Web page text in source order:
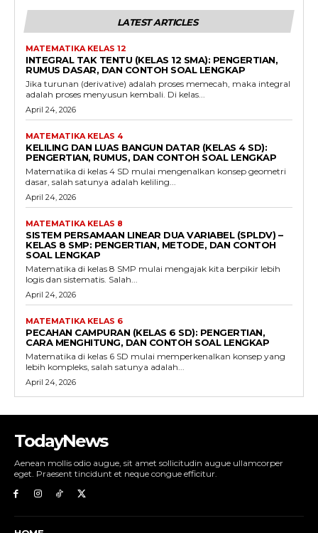
LATEST ARTICLES
MATEMATIKA KELAS 12
INTEGRAL TAK TENTU (KELAS 12 SMA): PENGERTIAN,
RUMUS DASAR, DAN CONTOH SOAL LENGKAP
Jika turunan (derivative) adalah proses memecah, maka integral
adalah proses menyusun kembali. Di kelas...
April 24, 2026
MATEMATIKA KELAS 4
KELILING DAN LUAS BANGUN DATAR (KELAS 4 SD):
PENGERTIAN, RUMUS, DAN CONTOH SOAL LENGKAP
Matematika di kelas 4 SD mulai mengenalkan konsep geometri
dasar, salah satunya adalah keliling...
April 24, 2026
MATEMATIKA KELAS 8
SISTEM PERSAMAAN LINEAR DUA VARIABEL (SPLDV) –
KELAS 8 SMP: PENGERTIAN, METODE, DAN CONTOH
SOAL LENGKAP
Matematika di kelas 8 SMP mulai mengajak kita berpikir lebih
logis dan sistematis. Salah...
April 24, 2026
MATEMATIKA KELAS 6
PECAHAN CAMPURAN (KELAS 6 SD): PENGERTIAN,
CARA MENGHITUNG, DAN CONTOH SOAL LENGKAP
Matematika di kelas 6 SD mulai memperkenalkan konsep yang
lebih kompleks, salah satunya adalah...
April 24, 2026
TodayNews
Aenean mollis odio augue, sit amet sollicitudin augue ullamcorper
eget. Praesent tincidunt et neque congue efficitur.